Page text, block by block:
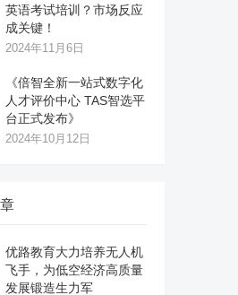
英语考试培训？市场反应
成关键！
2024年11月6日
《倍智全新一站式数字化
人才评价中心 TAS智选平
台正式发布》
2024年10月12日
优路教育大力培养无人机
飞手，为低空经济高质量
发展锻造生力军